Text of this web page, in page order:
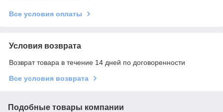
Все условия оплаты
Условия возврата
Возврат товара в течение 14 дней по договоренности
Все условия возврата
Подобные товары компании